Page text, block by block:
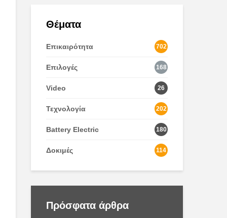
Θέματα
Επικαιρότητα 702
Επιλογές 168
Video 26
Τεχνολογία 202
Battery Electric 180
Δοκιμές 114
Πρόσφατα άρθρα